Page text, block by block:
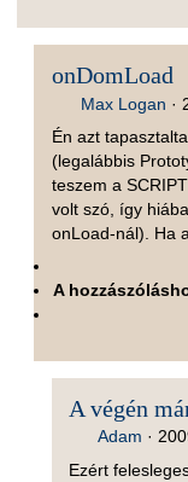
onDomLoad
Max Logan ·
Én azt
(legalábbis
teszem a
volt szó, így
onLoad-nál). Ha
A
A végén
Adam ·
Ezért